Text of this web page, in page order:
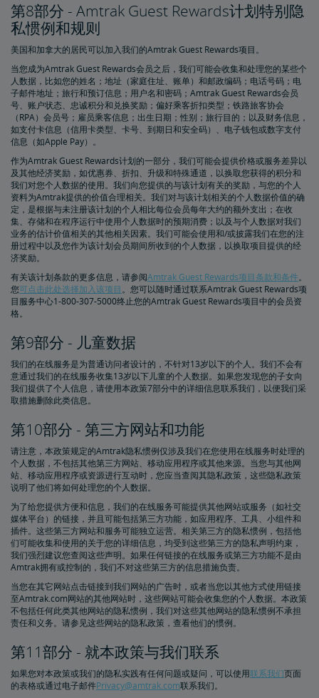
第8部分 - Amtrak Guest Rewards计划特别隐
私惯例和规则
美国和加拿大的居民可以加入我们的Amtrak Guest Rewards项目。
当您成为Amtrak Guest Rewards会员之后，我们可能会收集和处理您的某些个
人数据，比如您的姓名；地址（家庭住址、账单）和邮政编码；电话号码；电
子邮件地址；旅行和预订信息；用户名和密码；Amtrak Guest Rewards会员
号、账户状态、忠诚积分和兑换奖励；偏好乘客折扣类型；铁路旅客协会
（RPA）会员号；雇员乘客信息；出生日期；性别；旅行目的；以及财务信息，
如支付卡信息（信用卡类型、卡号、到期日和安全码）、电子钱包或数字支付
信息（如Apple Pay）。
作为Amtrak Guest Rewards计划的一部分，我们可能会提供价格或服务差异以
及其他经济奖励，如优惠券、折扣、升级和特殊通道，以换取您获得的积分和
我们对您个人数据的使用。我们向您提供的与该计划有关的奖励，与您的个人
资料为Amtrak提供的价值合理相关。我们对与该计划相关的个人数据价值的确
定，是根据与未注册该计划的个人相比每位会员每年大约的额外支出；在收
集、存储和在程序运行中使用个人数据时的预期消费；以及与个人数据对我们
业务的估计价值相关的其他相关因素。我们可能会使用和/或披露我们在您的注
册过程中以及您作为该计划会员期间所收到的个人数据，以换取项目提供的经
济奖励。
有关该计划条款的更多信息，请参阅Amtrak Guest Rewards项目条款和条件。
您可点击此处选择加入该项目。您可以随时通过联系Amtrak Guest Rewards项
目服务中心1-800-307-5000终止您的Amtrak Guest Rewards项目中的会员资
格。
第9部分 - 儿童数据
我们的在线服务是为普通访问者设计的，不针对13岁以下的个人。我们不会有
意通过我们的在线服务收集13岁以下儿童的个人数据。如果您发现您的子女向
我们提供了个人信息，请使用本政策7部分中的详细信息联系我们，以便我们采
取措施删除此类信息。
第10部分 - 第三方网站和功能
请注意，本政策规定的Amtrak隐私惯例仅涉及我们在您使用在线服务时处理的
个人数据，不包括其他第三方网站、移动应用程序或其他来源。当您与其他网
站、移动应用程序或资源进行互动时，您应当查阅其隐私政策，这些隐私政策
说明了他们将如何处理您的个人数据。
为了给您提供方便和信息，我们的在线服务可能提供其他网站或服务（如社交
媒体平台）的链接，并且可能包括第三方功能，如应用程序、工具、小组件和
插件。这些第三方网站和服务可能独立运营。相关第三方的隐私惯例，包括他
们可能收集和使用的关于您的详细信息，均受到这些第三方的隐私声明约束，
我们强烈建议您查阅这些声明。如果任何链接的在线服务或第三方功能不是由
Amtrak拥有或控制的，我们不对这些第三方的信息措施负责。
当您在其它网站点击链接到我们网站的广告时，或者当您以其他方式使用链接
至Amtrak.com网站的其他网站时，这些网站可能会收集您的个人数据。本政策
不包括任何此类其他网站的隐私惯例，我们对这些其他网站的隐私惯例不承担
责任和义务。请参见这些网站的隐私政策，查看他们的惯例。
第11部分 - 就本政策与我们联系
如果您对本政策或我们的隐私实践有任何问题或疑问，可以使用联系我们页面
的表格或通过电子邮件Privacy@amtrak.com联系我们。